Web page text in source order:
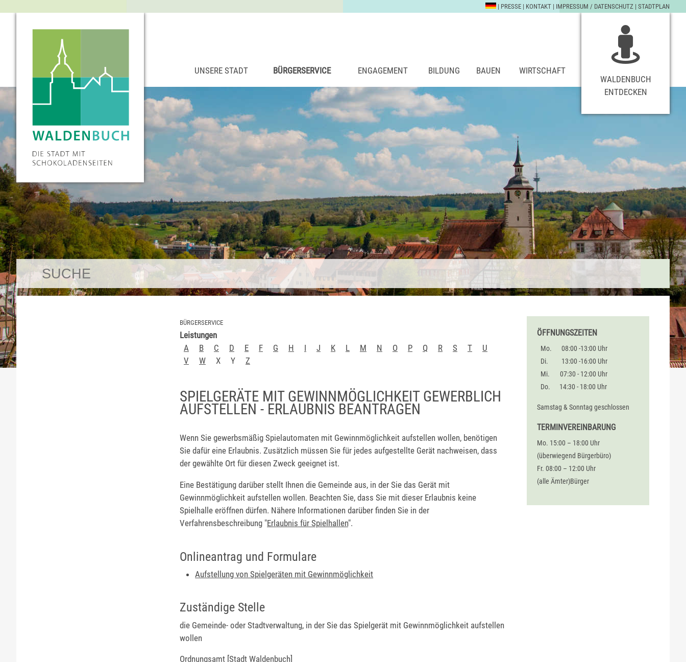
| PRESSE | KONTAKT | IMPRESSUM / DATENSCHUTZ | STADTPLAN
UNSERE STADT BÜRGERSERVICE ENGAGEMENT BILDUNG BAUEN
WIRTSCHAFT
WALDENBUCH
ENTDECKEN
BÜRGERSERVICE
Leistungen
A
B C D E F G H I J K L M N O P Q R S T
U
V
W X Y Z
SPIELGERÄTE MIT GEWINNMÖGLICHKEIT GEWERBLICH
AUFSTELLEN - ERLAUBNIS BEANTRAGEN
Wenn Sie gewerbsmäßig Spielautomaten mit Gewinnmöglichkeit aufstellen wollen, benötigen
Sie dafür eine Erlaubnis. Zusätzlich müssen Sie für jedes aufgestellte Gerät nachweisen, dass
der gewählte Ort für diesen Zweck geeignet ist.
Eine Bestätigung darüber stellt Ihnen die Gemeinde aus, in der Sie das Gerät mit
Gewinnmöglichkeit aufstellen wollen. Beachten Sie, dass Sie mit dieser Erlaubnis keine
Spielhalle eröffnen dürfen. Nähere Informationen darüber finden Sie in der
Verfahrensbeschreibung "Erlaubnis für Spielhallen".
Onlineantrag und Formulare
Aufstellung von Spielgeräten mit Gewinnmöglichkeit
Zuständige Stelle
die Gemeinde- oder Stadtverwaltung, in der Sie das Spielgerät mit Gewinnmöglichkeit aufstellen
wollen
Ordnungsamt [Stadt Waldenbuch]
ÖFFNUNGSZEITEN
Mo.
08:00 -13:00 Uhr
Di.
13:00 -16:00 Uhr
Mi.
07:30 - 12:00 Uhr
Do.
14:30 - 18:00 Uhr
Samstag & Sonntag geschlossen
TERMINVEREINBARUNG
Mo. 15:00 – 18:00 Uhr
(überwiegend Bürgerbüro)
Fr. 08:00 – 12:00 Uhr
(alle Ämter)Bürger